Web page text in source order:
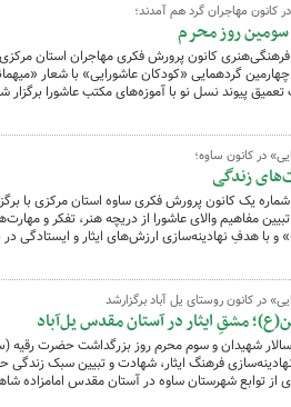
مهاجران گرد هم آمدند؛
سومین روز محرم
فرهنگی‌هنری کانون پرورش فکری مهاجران استان
گردهمایی «کودکان عاشورایی» با شعار
پیوند نسل نو با آموزه‌های مکتب عاشورا برگزار
در کانون ساوه؛
زندگی
یک کانون پرورش فکری ساوه استان مرکزی با
مفاهیم والای عاشورا از دریچه هنر، تفکر و
با هدفِ نهادینه‌سازی ارزش‌های ایثار و ایستادگی در
در کانون روستای یل آباد برگزارشد
مشقِ ایثار در آستان مقدس یل‌آباد
شهیدان و سوم محرم روز بزرگداشت حضرت رقیه
فرهنگ ایثار، شهادت و تبیین سبک زندگی
از توابع شهرستان ساوه در آستان مقدس امامزاده